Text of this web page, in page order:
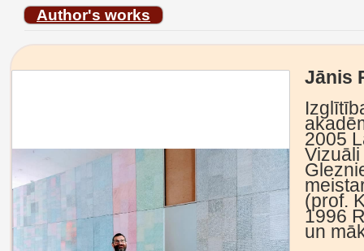
Author's works
Jānis
2005
(prof.
1996
un